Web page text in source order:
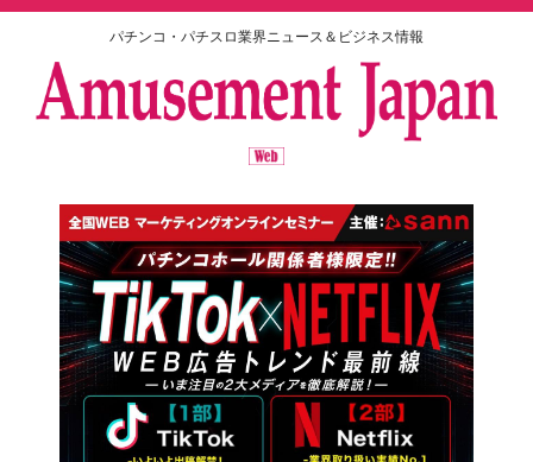
パチンコ・パチスロ業界ニュース＆ビジネス情報